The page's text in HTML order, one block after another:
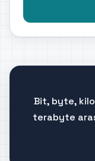
Bit, byte,
terabyte